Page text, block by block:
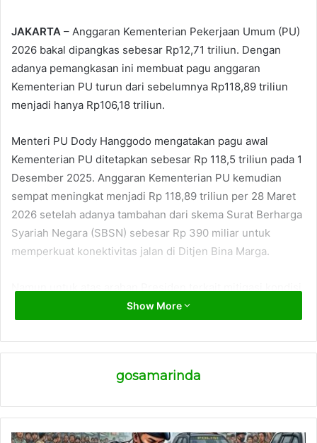
JAKARTA – Anggaran Kementerian Pekerjaan Umum (PU)
2026 bakal dipangkas sebesar Rp12,71 triliun. Dengan
adanya pemangkasan ini membuat pagu anggaran
Kementerian PU turun dari sebelumnya Rp118,89 triliun
menjadi hanya Rp106,18 triliun.
Menteri PU Dody Hanggodo mengatakan pagu awal
Kementerian PU ditetapkan sebesar Rp 118,5 triliun pada 1
Desember 2025. Anggaran Kementerian PU kemudian
sempat meningkat menjadi Rp 118,89 triliun per 28 Maret
2026 setelah adanya tambahan dari skema Surat Berharga
Syariah Negara (SBSN) sebesar Rp 390 miliar untuk
memperkuat konektivitas jalan di Ditjen Bina Marga.
global, dan menjaga defisit Anggaran Pendapatan dan
Belanja Negara (APBN) 2026 yang tertuang berdasarkan
surat Menteri Keuangan Nomor S-181/MK.03/2026
melakukan penyesuaian anggaran.
“Penajaman belanja dilakukan sebagai tindak lanjut arahan
Presiden dalam rangka mitigasi kondisi global dan
Show More
gosamarinda